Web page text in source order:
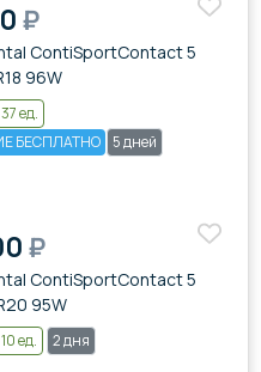
₽
ContiSportContact 5
96W
37 ед.
БЕСПЛАТНО
5 дней
₽
ContiSportContact 5
95W
10 ед. 2 дня